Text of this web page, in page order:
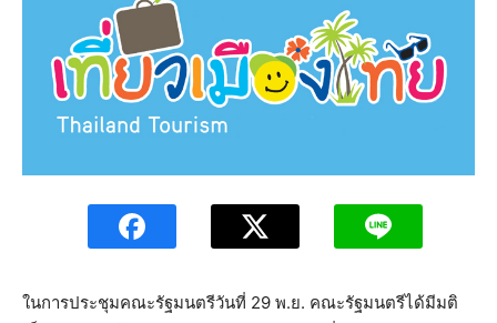
ในการประชุมคณะรัฐมนตรีวันที่ 29 พ.ย. คณะรัฐมนตรีได้มีมติ